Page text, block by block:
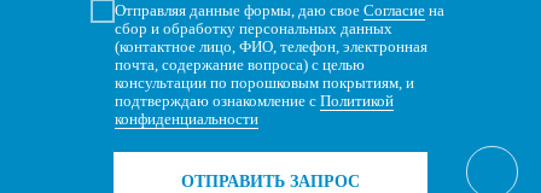
Отправляя данные формы, даю свое Согласие на
сбор и обработку персональных данных
(контактное лицо, ФИО, телефон, электронная
почта, содержание вопроса) с целью
консультации по порошковым покрытиям, и
подтверждаю ознакомление с Политикой
конфиденциальности
ОТПРАВИТЬ ЗАПРОС